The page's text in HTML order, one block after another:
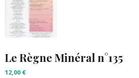
Le Règne Minéral n°135
12,00 €